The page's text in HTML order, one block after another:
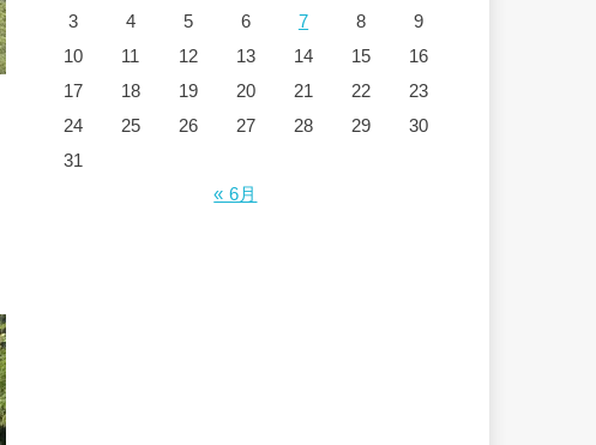
3 4 5 6 7 8
9
10
11 12 13 14 15
16
17
18 19 20 21 22
23
24
25 26 27 28 29
30
31
« 6月